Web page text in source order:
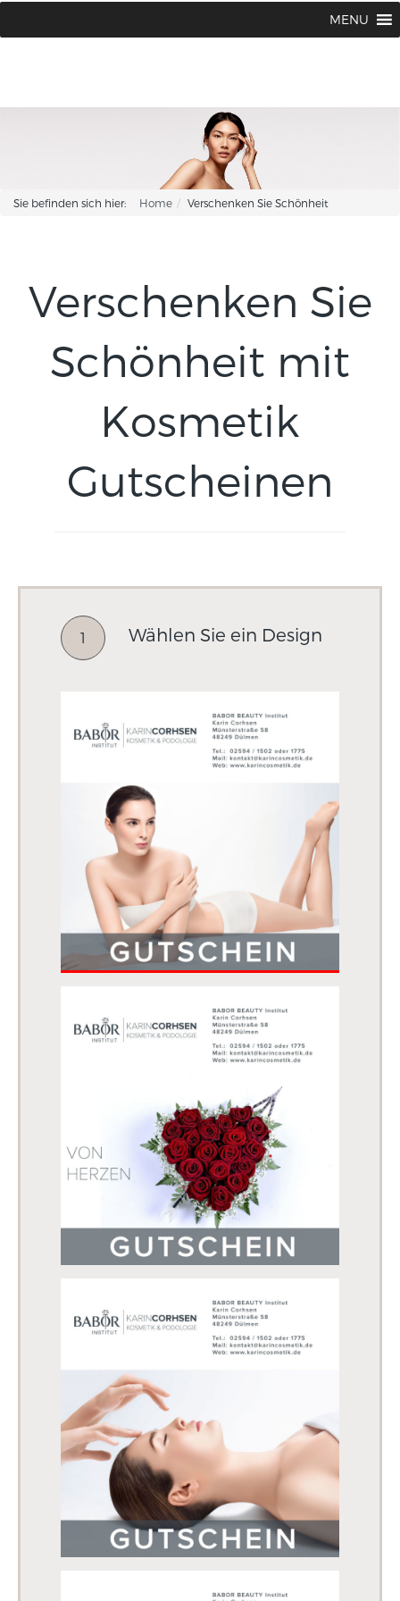
MENU
Sie befinden sich hier: Home Verschenken Sie Schönheit
Verschenken Sie
Schönheit mit
Kosmetik
Gutscheinen
1 Wählen Sie ein Design